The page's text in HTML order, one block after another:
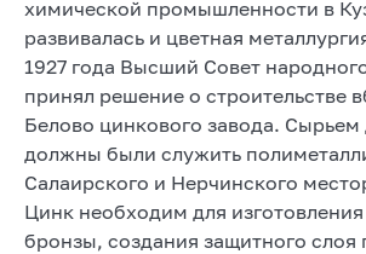
химической промышленности в
развивалась и цветная
1927 года Высший Совет
принял решение о строительстве
Белово цинкового завода. Сырьем
должны были служить
Салаирского и Нерчинского
Цинк необходим для
бронзы, создания защитного слоя